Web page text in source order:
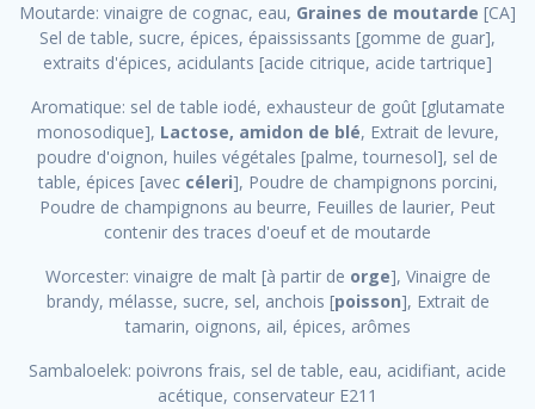
Moutarde: vinaigre de cognac, eau, Graines de moutarde [CA]
Sel de table, sucre, épices, épaississants [gomme de guar],
extraits d'épices, acidulants [acide citrique, acide tartrique]
Aromatique: sel de table iodé, exhausteur de goût [glutamate
monosodique], Lactose, amidon de blé, Extrait de levure,
poudre d'oignon, huiles végétales [palme, tournesol], sel de
table, épices [avec céleri], Poudre de champignons porcini,
Poudre de champignons au beurre, Feuilles de laurier, Peut
contenir des traces d'oeuf et de moutarde
Worcester: vinaigre de malt [à partir de orge], Vinaigre de
brandy, mélasse, sucre, sel, anchois [poisson], Extrait de
tamarin, oignons, ail, épices, arômes
Sambaloelek: poivrons frais, sel de table, eau, acidifiant, acide
acétique, conservateur E211